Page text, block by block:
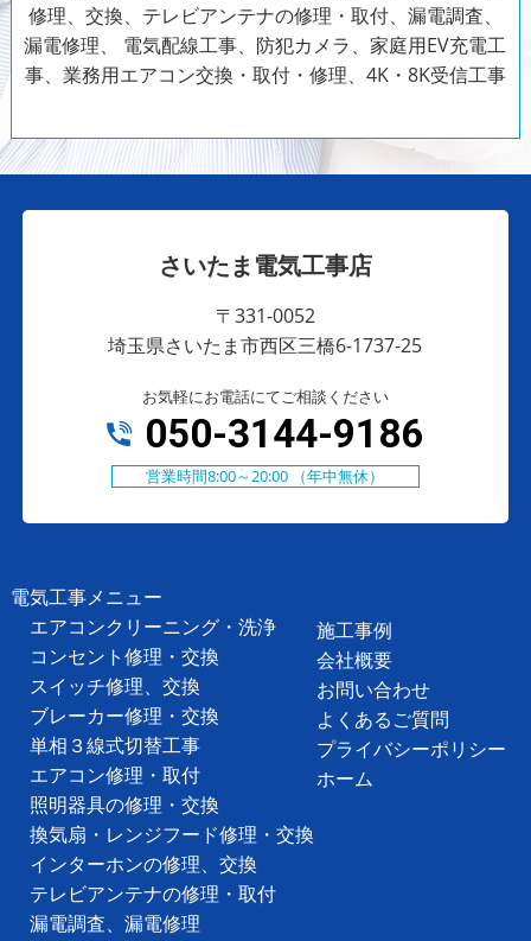
修理、交換、テレビアンテナの修理・取付、漏電調査、
漏電修理、 電気配線工事、防犯カメラ、家庭用EV充電工
事、業務用エアコン交換・取付・修理、4K・8K受信工事
さいたま電気工事店
〒331-0052
埼玉県さいたま市西区三橋6-1737-25
お気軽にお電話にてご相談ください
050-3144-9186
営業時間8:00～20:00 （年中無休）
電気工事メニュー
エアコンクリーニング・洗浄
コンセント修理・交換
スイッチ修理、交換
ブレーカー修理・交換
単相３線式切替工事
エアコン修理・取付
照明器具の修理・交換
換気扇・レンジフード修理・交換
インターホンの修理、交換
テレビアンテナの修理・取付
漏電調査、漏電修理
施工事例
会社概要
お問い合わせ
よくあるご質問
プライバシーポリシー
ホーム